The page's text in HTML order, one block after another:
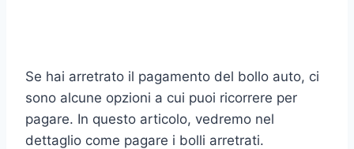
Se hai arretrato il pagamento del bollo auto, ci
sono alcune opzioni a cui puoi ricorrere per
pagare. In questo articolo, vedremo nel
dettaglio come pagare i bolli arretrati.